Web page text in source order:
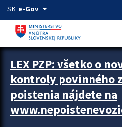
Preskocit na hlavný obsah
SK e-Govarrow_drop_down
Zastavit automatický posun upútavok
LEX PZP: všetko o
kontroly povinného
poistenia nájdete na